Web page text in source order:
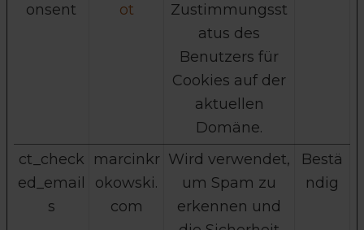
onsent
ot
Zustimmungsst
atus des
Benutzers für
Cookies auf der
aktuellen
Domäne.
ct_check
ed_email
s
marcinkr
okowski.
com
Wird verwendet,
um Spam zu
erkennen und
Bestä
ndig